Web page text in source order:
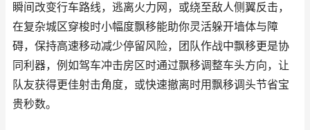
瞬间改变行车路线，逃离火力网，或绕至敌人侧翼反击，
在复杂城区穿梭时小幅度飘移能助你灵活躲开墙体与障
碍，保持高速移动减少停留风险，团队作战中飘移更是协
同利器，例如驾车冲击房区时通过飘移调整车头方向，让
队友获得更佳射击角度，或快速撤离时用飘移调头节省宝
贵秒数。